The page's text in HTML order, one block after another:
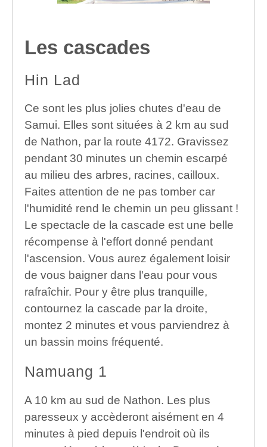
Les cascades
Hin Lad
Ce sont les plus jolies chutes d'eau de
Samui. Elles sont situées à 2 km au sud
de Nathon, par la route 4172. Gravissez
pendant 30 minutes un chemin escarpé
au milieu des arbres, racines, cailloux.
Faites attention de ne pas tomber car
l'humidité rend le chemin un peu glissant !
Le spectacle de la cascade est une belle
récompense à l'effort donné pendant
l'ascension. Vous aurez également loisir
de vous baigner dans l'eau pour vous
rafraîchir. Pour y être plus tranquille,
contournez la cascade par la droite,
montez 2 minutes et vous parviendrez à
un bassin moins fréquenté.
Namuang 1
A 10 km au sud de Nathon. Les plus
paresseux y accèderont aisément en 4
minutes à pied depuis l'endroit où ils